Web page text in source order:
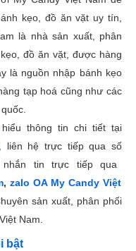
kẹo, đồ ăn vặt uy tín,
là nhà sản xuất, phân
đồ ăn vặt, được hàng
là nguồn nhập bánh kẹo
tạp hoá cũng như các
thông tin chi tiết tại
liên hệ trực tiếp qua số
tin trực tiếp qua
, zalo OA My Candy Việt
sản xuất, phân phối
Nam.
bật